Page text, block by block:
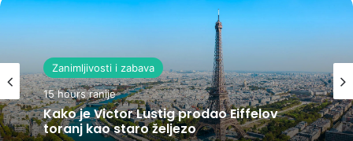
Zanimljivosti i zabava
15 hours ranije
Kako je Victor Lustig prodao Eiffelov
toranj kao staro željezo